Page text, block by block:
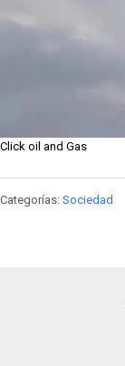
Click oil and Gas
Categorías: Sociedad